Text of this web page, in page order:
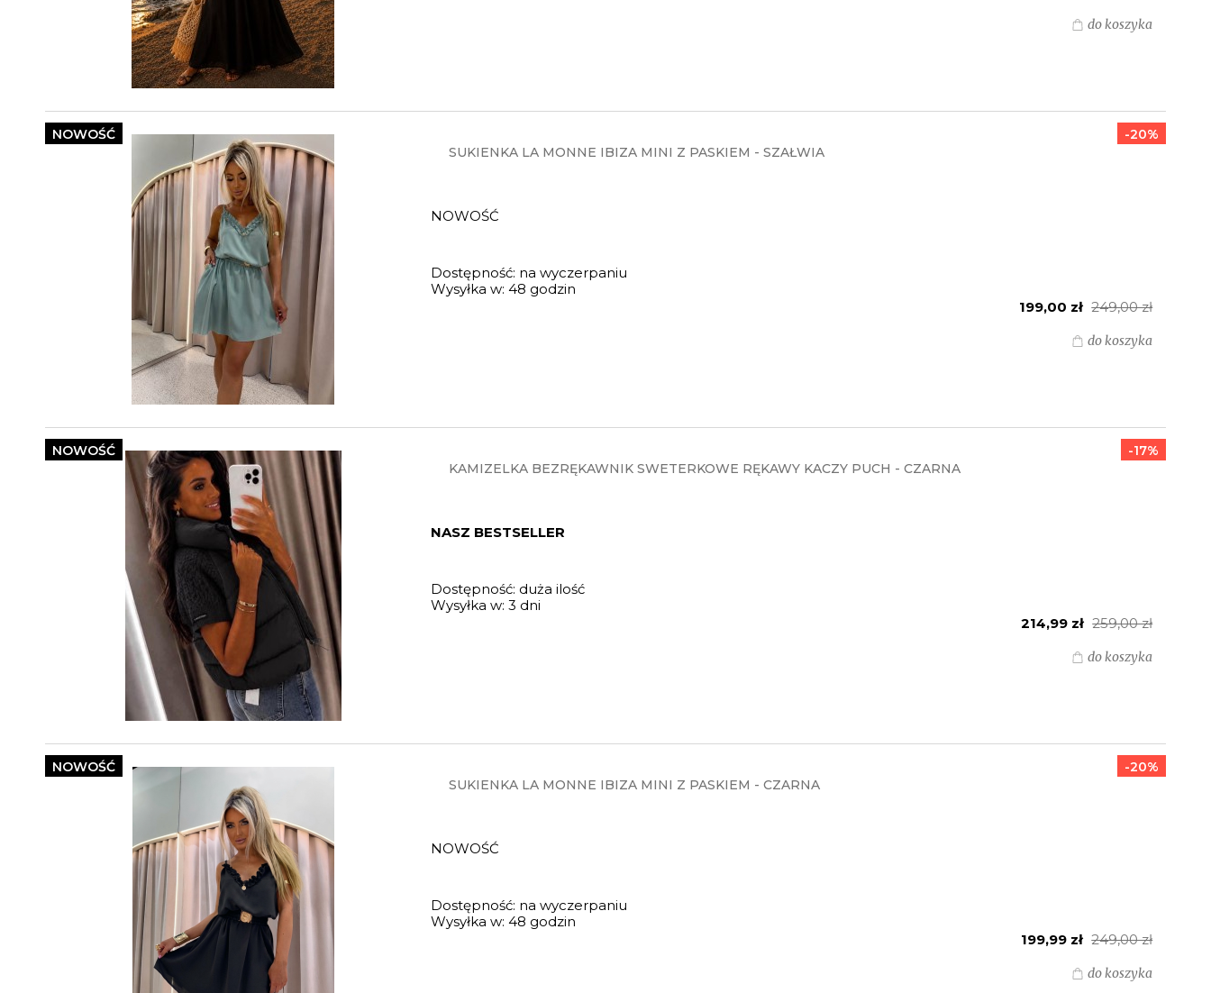
do koszyka
SUKIENKA LA MONNE IBIZA MINI Z PASKIEM - SZAŁWIA
NOWOŚĆ
Dostępność: na wyczerpaniu
Wysyłka w: 48 godzin
199,00 zł 249,00 zł
do koszyka
-20%
NOWOŚĆ
KAMIZELKA BEZRĘKAWNIK SWETERKOWE RĘKAWY KACZY PUCH - CZARNA
NASZ BESTSELLER
Dostępność: duża ilość
Wysyłka w: 3 dni
214,99 zł 259,00 zł
do koszyka
-17%
NOWOŚĆ
SUKIENKA LA MONNE IBIZA MINI Z PASKIEM - CZARNA
NOWOŚĆ
Dostępność: na wyczerpaniu
Wysyłka w: 48 godzin
199,99 zł 249,00 zł
do koszyka
-20%
NOWOŚĆ